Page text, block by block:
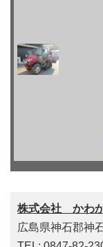
株式会社 かわ
広島県神石郡神